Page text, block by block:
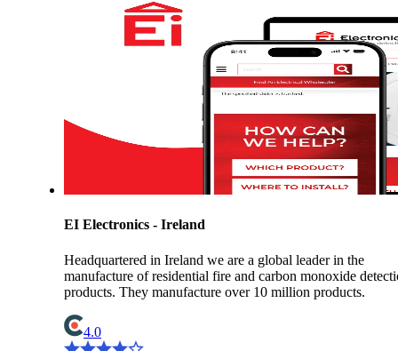
EI Electronics - Ireland
Headquartered in Ireland we are a global leader in the
manufacture of residential fire and carbon monoxide
products. They manufacture over 10 million products.
4.0